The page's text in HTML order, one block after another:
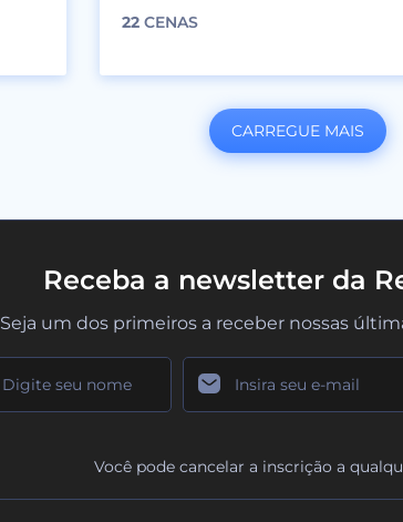
22 CENAS
CARREGUE MAIS
Receba a newsletter da
Seja um dos primeiros a receber nossas
Você pode cancelar a inscrição a